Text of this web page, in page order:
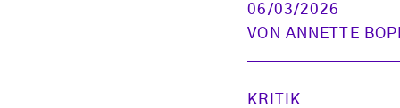
06/03/2026
VON ANNETTE
KRITIK